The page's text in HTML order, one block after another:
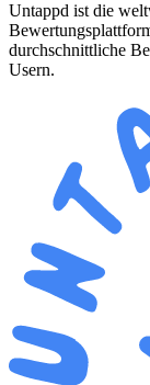
Untappd ist die
durchschnittliche
Usern.